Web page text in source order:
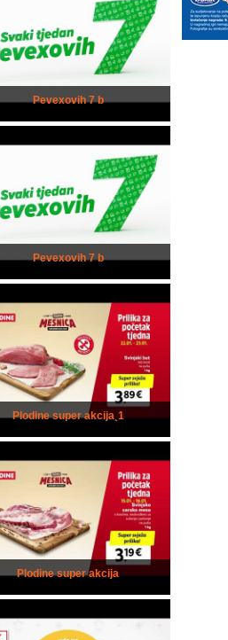
Pevexovih 7 b
Pevexovih 7 b
Plodine super akcija¸1
Plodine super akcija